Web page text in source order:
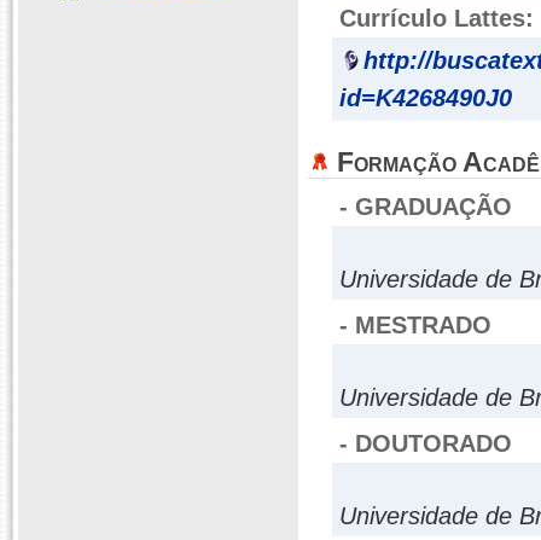
Currículo Lattes:
http://
id=K4268490J0
Formação
- GRADUAÇÃO
Universidade de
- MESTRADO
Universidade de
- DOUTORADO
Universidade de